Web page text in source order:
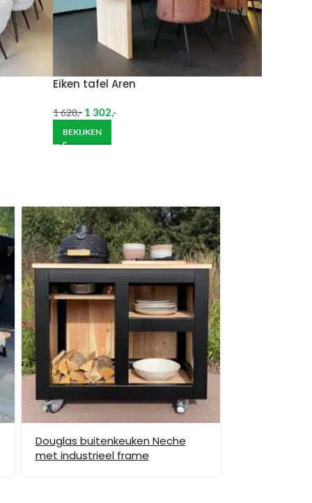
je het meubel gemonteerd hebben op een
moet helpen om de goederen op de juiste
bezorging op begane grond rekenen wij
helpen om de goederen op de juiste plek te
locatie te komen, dan dien je dit zelf en op
Eiken tafel Aren
1 628,- 1 302,-
BEKIJKEN
Douglas buitenkeuken Neche
met industrieel frame